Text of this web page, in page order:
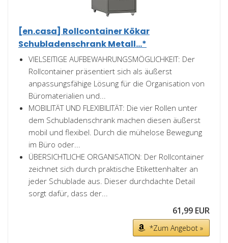
[en.casa] Rollcontainer Kökar
Schubladenschrank Metall...*
VIELSEITIGE AUFBEWAHRUNGSMÖGLICHKEIT: Der
Rollcontainer präsentiert sich als äußerst
anpassungsfähige Lösung für die Organisation von
Büromaterialien und...
MOBILITÄT UND FLEXIBILITÄT: Die vier Rollen unter
dem Schubladenschrank machen diesen äußerst
mobil und flexibel. Durch die mühelose Bewegung
im Büro oder...
ÜBERSICHTLICHE ORGANISATION: Der Rollcontainer
zeichnet sich durch praktische Etikettenhalter an
jeder Schublade aus. Dieser durchdachte Detail
sorgt dafür, dass der...
61,99 EUR
*Zum Angebot »